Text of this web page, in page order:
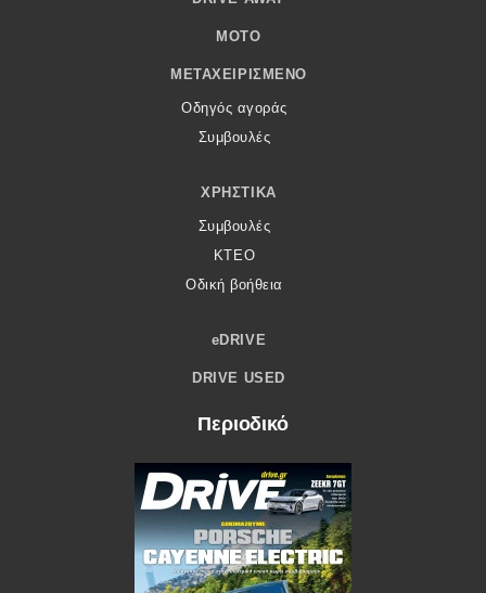
MOTO
ΜΕΤΑΧΕΙΡΙΣΜΈΝΟ
Οδηγός αγοράς
Συμβουλές
ΧΡΗΣΤΙΚΆ
Συμβουλές
ΚΤΕΟ
Οδική βοήθεια
eDRIVE
DRIVE USED
Περιοδικό